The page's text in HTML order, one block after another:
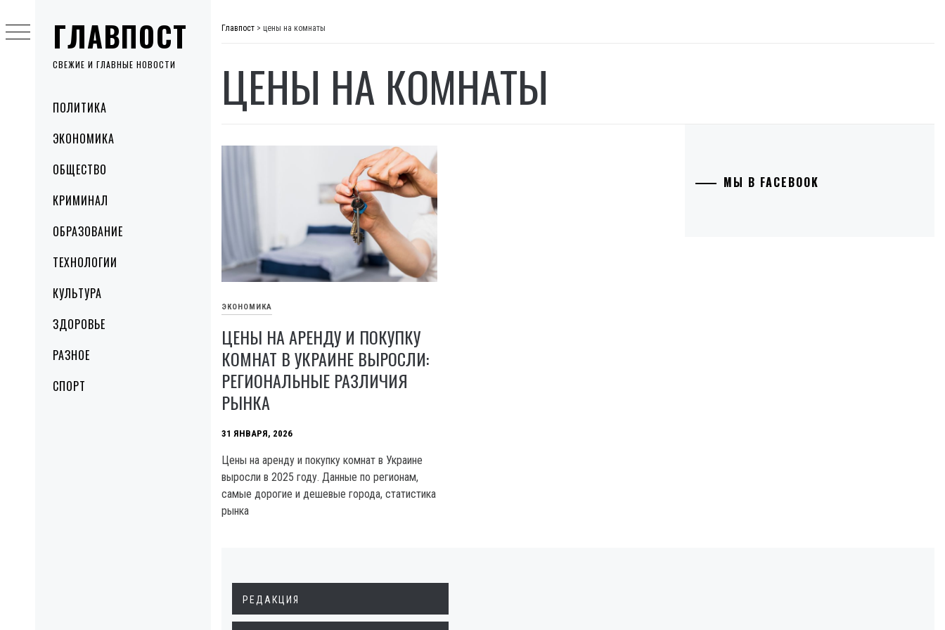
ГЛАВПОСТ
СВЕЖИЕ И ГЛАВНЫЕ НОВОСТИ
MenuПОЛИТИКА
ЭКОНОМИКА
ОБЩЕСТВО
КРИМИНАЛ
ОБРАЗОВАНИЕ
ТЕХНОЛОГИИ
КУЛЬТУРА
ЗДОРОВЬЕ
РАЗНОЕ
СПОРТ
to
content
Главпост > цены на комнаты
ЦЕНЫ НА КОМНАТЫ
ЭКОНОМИКА
ЦЕНЫ НА АРЕНДУ И ПОКУПКУ
КОМНАТ В УКРАИНЕ ВЫРОСЛИ:
РЕГИОНАЛЬНЫЕ РАЗЛИЧИЯ
РЫНКА
31 ЯНВАРЯ, 2026
Цены на аренду и покупку комнат в Украине
выросли в 2025 году. Данные по регионам,
самые дорогие и дешевые города, статистика
рынка
МЫ В FACEBOOK
РЕДАКЦИЯ